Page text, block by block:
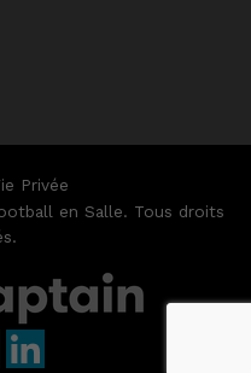
Privée
en Salle. Tous droits